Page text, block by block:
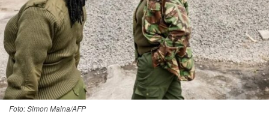
Foto: Simon Maina/AFP